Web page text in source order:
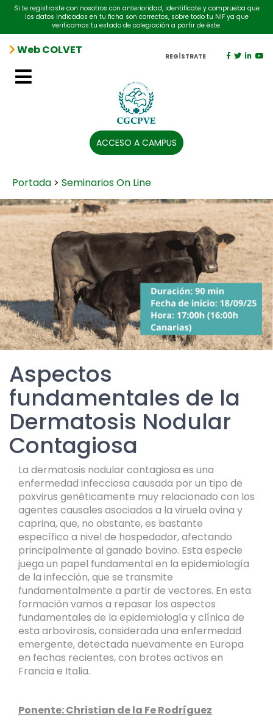
Si te registraste con nosotros con anterioridad, identifícate y comprueba que
los datos indicados en tu ficha son correctos, sobre todo tu NIF ya que
verificamos tu estado de colegiación a partir de éste.
Web COLVET REGÍSTRATE
ACCESO A CAMPUS
Portada > Seminarios On Line
Aspectos
fundamentales de la
Dermatosis Nodular
Contagiosa
La dermatosis nodular contagiosa es una
enfermedad infecciosa causada por un tipo de
poxvirus genéticamente muy relacionado con los
agentes causales asociados a la viruela ovina y
caprina, que, no obstante, es bastante
específico a nivel de hospedador, afectando
principalmente al ganado bovino. Esta especie
juega un papel fundamental en la epidemiología
de la infección, que se transmite
fundamentalmente a partir de vectores. En esta
formación vamos a repasar los aspectos
fundamentales de la epidemiología y clínica de
esta arbovirosis, considerada una enfermedad
emergente, detectada nuevamente en Europa
en fechas recientes, con brotes activos en
Francia e Italia.
Ponente: Christian de la Fe Rodríguez